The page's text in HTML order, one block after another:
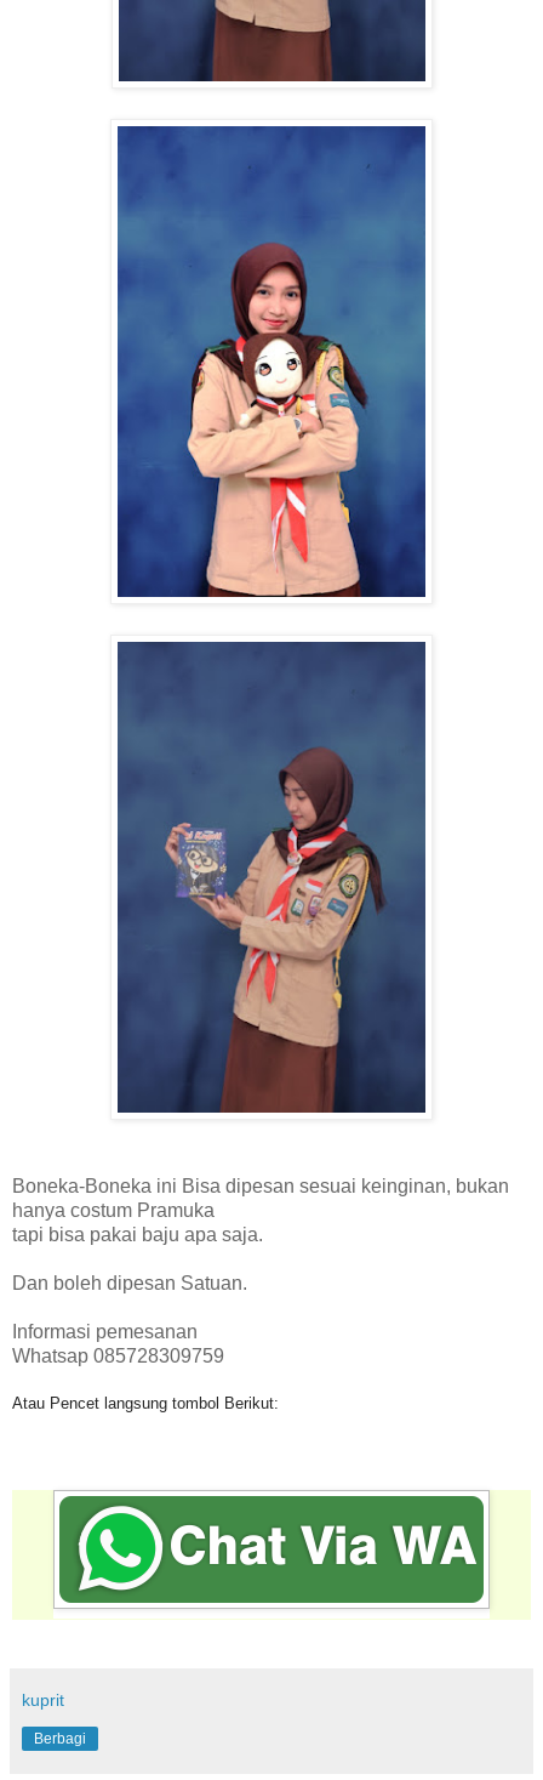
Boneka-Boneka ini Bisa dipesan sesuai keinginan, bukan
hanya costum Pramuka
tapi bisa pakai baju apa saja.
Dan boleh dipesan Satuan.
Informasi pemesanan
Whatsap 085728309759
Atau Pencet langsung tombol Berikut:
kuprit
Berbagi